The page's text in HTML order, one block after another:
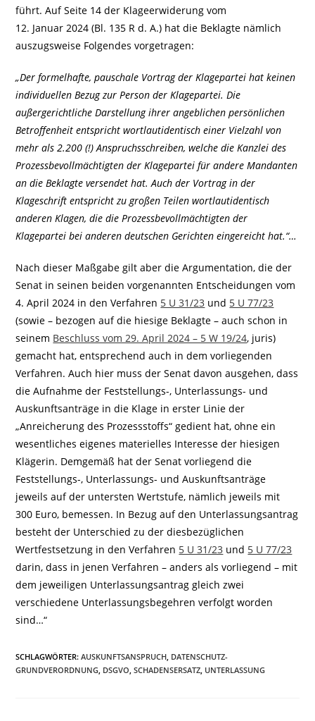
führt. Auf Seite 14 der Klageerwiderung vom
12. Januar 2024 (Bl. 135 R d. A.) hat die Beklagte nämlich
auszugsweise Folgendes vorgetragen:
„Der formelhafte, pauschale Vortrag der Klagepartei hat keinen
individuellen Bezug zur Person der Klagepartei. Die
außergerichtliche Darstellung ihrer angeblichen persönlichen
Betroffenheit entspricht wortlautidentisch einer Vielzahl von
mehr als 2.200 (!) Anspruchsschreiben, welche die Kanzlei des
Prozessbevollmächtigten der Klagepartei für andere Mandanten
an die Beklagte versendet hat. Auch der Vortrag in der
Klageschrift entspricht zu großen Teilen wortlautidentisch
anderen Klagen, die die Prozessbevollmächtigten der
Klagepartei bei anderen deutschen Gerichten eingereicht hat.“…
Nach dieser Maßgabe gilt aber die Argumentation, die der
Senat in seinen beiden vorgenannten Entscheidungen vom
4. April 2024 in den Verfahren 5 U 31/23 und 5 U 77/23
(sowie – bezogen auf die hiesige Beklagte – auch schon in
seinem Beschluss vom 29. April 2024 – 5 W 19/24, juris)
gemacht hat, entsprechend auch in dem vorliegenden
Verfahren. Auch hier muss der Senat davon ausgehen, dass
die Aufnahme der Feststellungs-, Unterlassungs- und
Auskunftsanträge in die Klage in erster Linie der
„Anreicherung des Prozessstoffs“ gedient hat, ohne ein
wesentliches eigenes materielles Interesse der hiesigen
Klägerin. Demgemäß hat der Senat vorliegend die
Feststellungs-, Unterlassungs- und Auskunftsanträge
jeweils auf der untersten Wertstufe, nämlich jeweils mit
300 Euro, bemessen. In Bezug auf den Unterlassungsantrag
besteht der Unterschied zu der diesbezüglichen
Wertfestsetzung in den Verfahren 5 U 31/23 und 5 U 77/23
darin, dass in jenen Verfahren – anders als vorliegend – mit
dem jeweiligen Unterlassungsantrag gleich zwei
verschiedene Unterlassungsbegehren verfolgt worden
sind…“
SCHLAGWÖRTER:AUSKUNFTSANSPRUCH DATENSCHUTZ-
GRUNDVERORDNUNG DSGVO SCHADENSERSATZ UNTERLASSUNG